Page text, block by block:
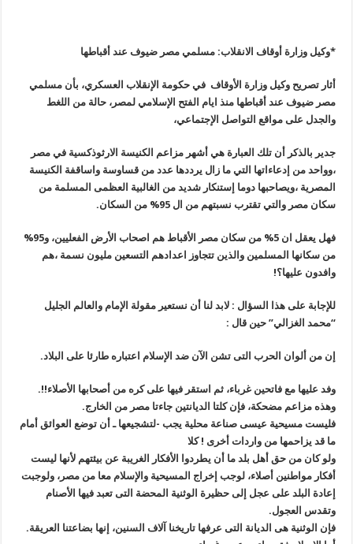
*وكيل وزارة أوقاف الانقلاب: مسلمي مصر ضيوف عند أقباطها
أثار تصريح وكيل وزارة الأوقاف في حكومة الإنقلاب العسكري، بأن مسلمي
مصر ضيوف عند أقباطها منذ ايام الفتح الإسلامي لمصر، حالة من اللغط
والجدل على مواقع التواصل الإجتماعي،
جدير بالذكر أن تلك العبارة هي أشهر مزاعم الكنيسة الارثوذكسية في مصر
،وواحد من إدعاءاتها التي ما زال يرددها عدد من قساوسة واساقفة الكنيسة
المصرية ،ويصاحبها دوما إستنكار شديد من الغالبية العظمى المسلمة من
سكان مصر والتي تقترب نسبتهم من ال 95% من السكان
.
فهل يعقل ان 5% من سكان مصر الأقباط هم اصحاب الأرض الفعليين، و95%
من سكانها المسلمين والذين تتجاوز اعدادهم التسعين مليون نسمة ،هم
وافدون عليها؟!
للإجابة على هذا السؤال : لابد لنا أن نستعير مقولة الإمام والعالم الجليل
“محمد الغزالي” حين قال :
إن من ألوان الحرب التى تشن الآن ضد الإسلام اعتباره طارئا على البلاد.
وفد عليها مع فاتحين غرباء، ثم استقر فيها على كره من أصحابها الأصلاء!!.
وهذه مزاعم مضحكة، فإن كلتا الديانتين جاءتا مصر من الخارج.
فليست مسيحية عيسى صناعة محلية يجب -لتشجيعها ـ أن توضع العوائق أمام
ما قد يزاحمها من واردات أخرى ! كلا
ولو كان من حق أهل بلد ما أن يطردوا الأفكار الغريبة عن بيئتهم لأنها ليست
أفكار مواطنين أصلاء، لوجب إخراج المسيحية والإسلام معا من مصر، ولوجبت
إعادة البلد على عجل إلى حظيرة الوثنية المحضة التى تعبد فيها الأصنام
وتقدس العجول.
فإن الوثنية هى الديانة التى عرفها تاريخنا آلاف السنين، إنها بضاعتنا العريقة.